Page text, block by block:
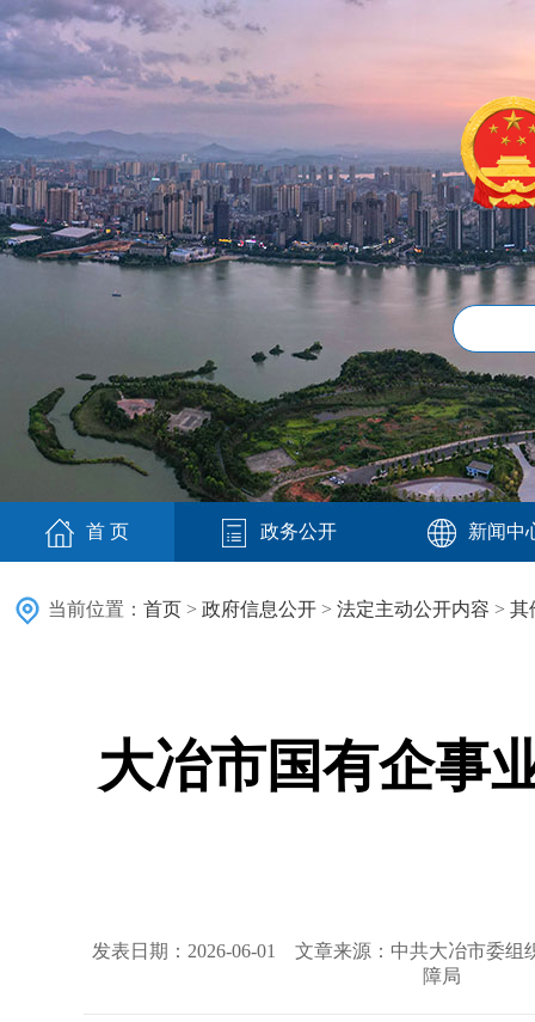
首 页 政务公开 新闻中
当前位置： 首页 > 政府信息公开 > 法定主动公开内容 > 其
大冶市国有企事
发表日期：2026-06-01 文章来源：中共大冶市委组
障局